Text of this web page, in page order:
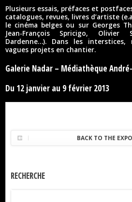
Plusieurs essais, préfaces et
catalogues, revues, livres d’artiste
le cinéma belges ou sur Georges
Jean-François Spricigo,
Dardenne…). Dans les interstices,
vagues projets en chantier.
Galerie Nadar – Médiathèque
Du 12 janvier au 9 février 2013
BACK TO THE
RECHERCHE